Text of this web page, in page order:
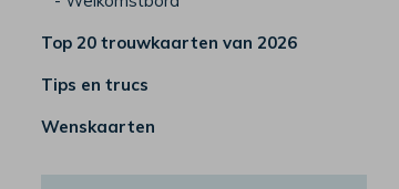
Top 20 trouwkaarten van 2026
Tips en trucs
Wenskaarten